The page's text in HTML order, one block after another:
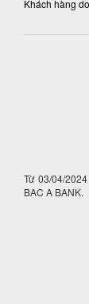
Khách hàng
Từ 03/04/
BAC A BANK.